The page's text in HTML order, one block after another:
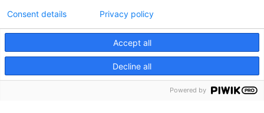
cgtcatalunya
Desenvolupat per
Accept all
Decline all
Consent details Privacy policy
Powered by